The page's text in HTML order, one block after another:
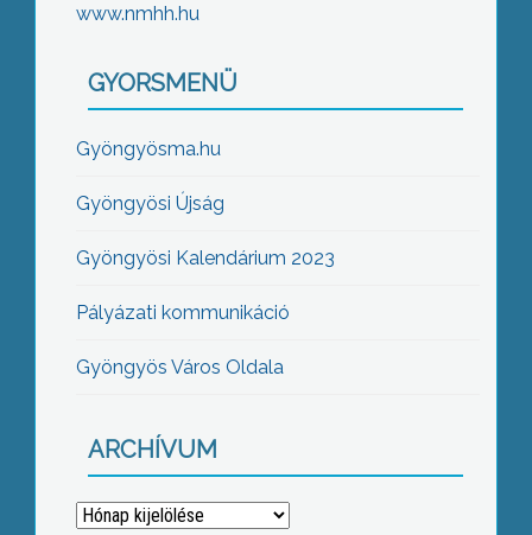
www.nmhh.hu
GYORSMENÜ
Gyöngyösma.hu
Gyöngyösi Újság
Gyöngyösi Kalendárium 2023
Pályázati kommunikáció
Gyöngyös Város Oldala
ARCHÍVUM
Archívum